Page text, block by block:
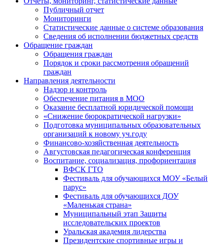
Публичный отчет
Мониторинги
Статистические данные о системе образования
Сведения об исполнении бюджетных средств
Обращение граждан
Обращения граждан
Порядок и сроки рассмотрения обращений
граждан
Направления деятельности
Надзор и контроль
Обеспечение питания в МОО
Оказание бесплатной юридической помощи
«Снижение бюрократической нагрузки»
Подготовка муниципальных образовательных
организаций к новому уч.году
Финансово-хозяйственная деятельность
Августовская педагогическая конференция
Воспитание, социализация, профориентация
ВФСК ГТО
Фестиваль для обучающихся МОУ «Белый
парус»
Фестиваль для обучающихся ДОУ
«Маленькая страна»
Муниципальный этап Защиты
исследовательских проектов
Уральская академия лидерства
Президентские спортивные игры и